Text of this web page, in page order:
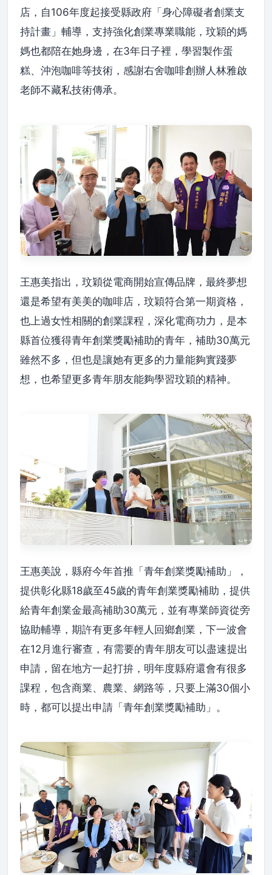
店，自106年度起接受縣政府「身心障礙者創業支
持計畫」輔導，支持強化創業專業職能，玟穎的媽
媽也都陪在她身邊，在3年日子裡，學習製作蛋
糕、沖泡咖啡等技術，感謝右舍咖啡創辦人林雅啟
老師不藏私技術傳承。
王惠美指出，玟穎從電商開始宣傳品牌，最終夢想
還是希望有美美的咖啡店，玟穎符合第一期資格，
也上過女性相關的創業課程，深化電商功力，是本
縣首位獲得青年創業獎勵補助的青年，補助30萬元
雖然不多，但也是讓她有更多的力量能夠實踐夢
想，也希望更多青年朋友能夠學習玟穎的精神。
王惠美說，縣府今年首推「青年創業獎勵補助」，
提供彰化縣18歲至45歲的青年創業獎勵補助，提供
給青年創業金最高補助30萬元，並有專業師資從旁
協助輔導，期許有更多年輕人回鄉創業，下一波會
在12月進行審查，有需要的青年朋友可以盡速提出
申請，留在地方一起打拚，明年度縣府還會有很多
課程，包含商業、農業、網路等，只要上滿30個小
時，都可以提出申請「青年創業獎勵補助」。